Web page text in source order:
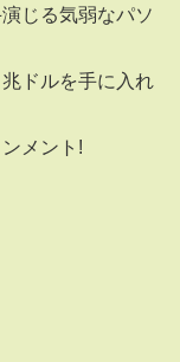
じる気弱なパソ
ドルを手に入れ
メント!